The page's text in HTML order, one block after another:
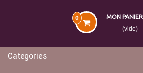
MON PANIER
0
(vide)
Categories